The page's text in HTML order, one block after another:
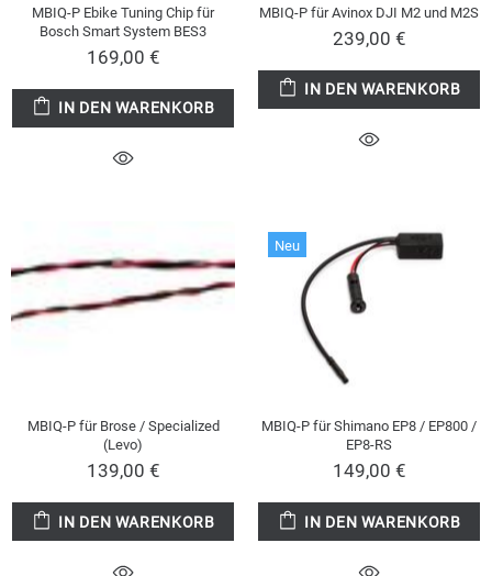
MBIQ-P Ebike Tuning Chip für
Bosch Smart System BES3
169,00 €
IN DEN WARENKORB
MBIQ-P für Avinox DJI M2 und M2S
239,00 €
IN DEN WARENKORB
MBIQ-P für Brose / Specialized
(Levo)
139,00 €
IN DEN WARENKORB
Neu
MBIQ-P für Shimano EP8 / EP800 /
EP8-RS
149,00 €
IN DEN WARENKORB